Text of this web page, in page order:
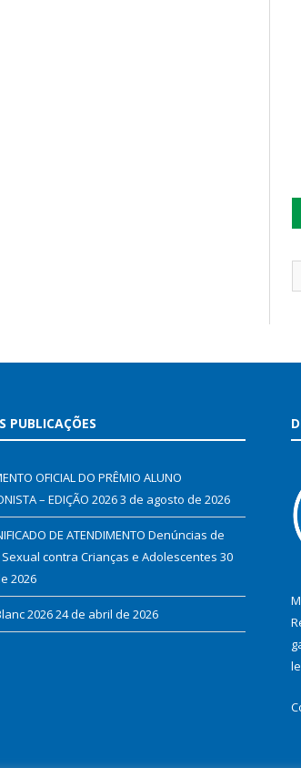
PUBLICAÇÕES
OFICIAL DO PRÊMIO ALUNO
– EDIÇÃO 20263 de agosto de 2026
DE ATENDIMENTO Denúncias de
contra Crianças e Adolescentes 30
2026
202624 de abril de 2026